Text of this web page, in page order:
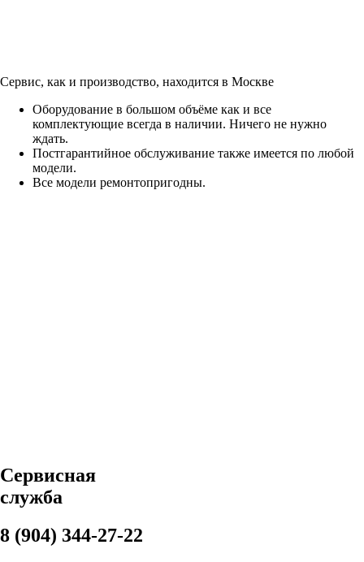
Сервис, как и производство, находится в Москве
Оборудование в большом объёме как и все
комплектующие всегда в наличии. Ничего не нужно
ждать.
Постгарантийное обслуживание также имеется по любой
модели.
Все модели ремонтопригодны.
Сервисная
служба
8 (904) 344-27-22